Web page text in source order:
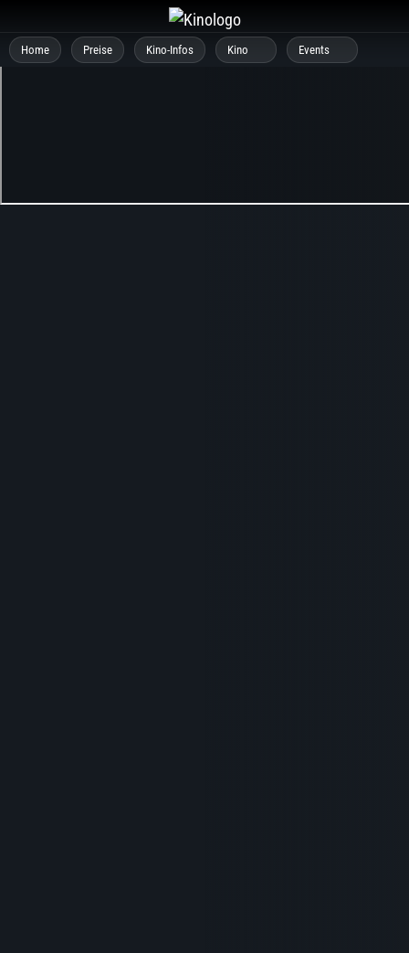
Inhalt
springen
Home Preise Kino-Infos Kino Events